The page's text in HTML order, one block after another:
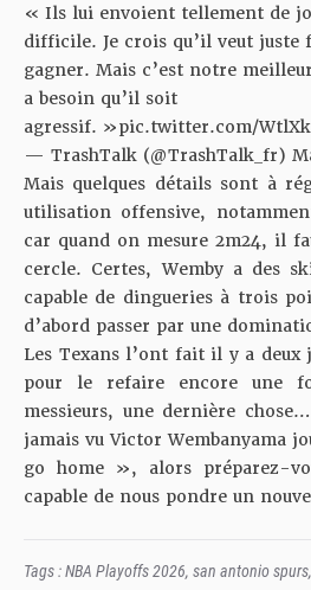
« Ils lui envoient tellement de
difficile. Je crois qu’il veut juste
gagner. Mais c’est notre
a besoin qu’il soit
agressif. »pic.twitter.com/
— TrashTalk (@TrashTalk_fr)
Mais quelques détails sont à
utilisation offensive,
car quand on mesure 2m24, il
cercle. Certes, Wemby a des
capable de dingueries à trois
d’abord passer par une
Les Texans l’ont fait il y a
pour le refaire encore une
messieurs, une dernière
jamais vu Victor Wembanyama
go home », alors préparez-
capable de nous pondre un
Tags :NBA Playoffs 2026, san antonio spurs,